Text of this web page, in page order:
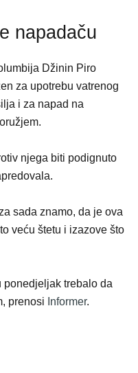
napadaču
Džinin Piro
za upotrebu vatrenog
i za napad na
njega biti podignuto
sada znamo, da je ova
veću štetu i izazove što
ponedjeljak trebalo da
prenosi Informer.